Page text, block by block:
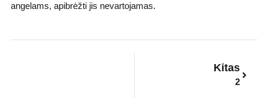
angelams, apibrėžti jis nevartojamas.
Kitas
2